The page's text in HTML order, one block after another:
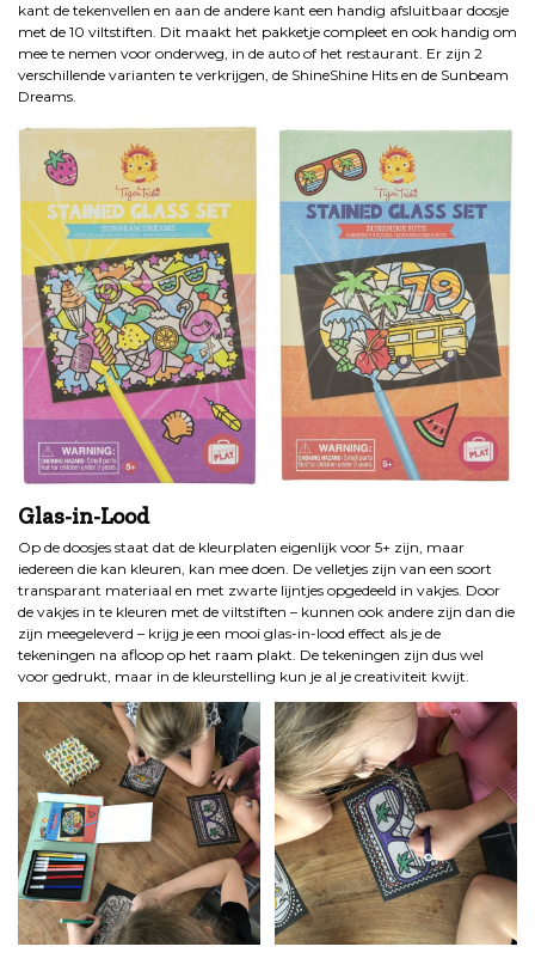
kant de tekenvellen en aan de andere kant een handig afsluitbaar doosje
met de 10 viltstiften. Dit maakt het pakketje compleet en ook handig om
mee te nemen voor onderweg, in de auto of het restaurant. Er zijn 2
verschillende varianten te verkrijgen, de ShineShine Hits en de Sunbeam
Dreams.
Glas-in-Lood
Op de doosjes staat dat de kleurplaten eigenlijk voor 5+ zijn, maar
iedereen die kan kleuren, kan mee doen. De velletjes zijn van een soort
transparant materiaal en met zwarte lijntjes opgedeeld in vakjes. Door
de vakjes in te kleuren met de viltstiften – kunnen ook andere zijn dan die
zijn meegeleverd – krijg je een mooi glas-in-lood effect als je de
tekeningen na afloop op het raam plakt. De tekeningen zijn dus wel
voor gedrukt, maar in de kleurstelling kun je al je creativiteit kwijt.